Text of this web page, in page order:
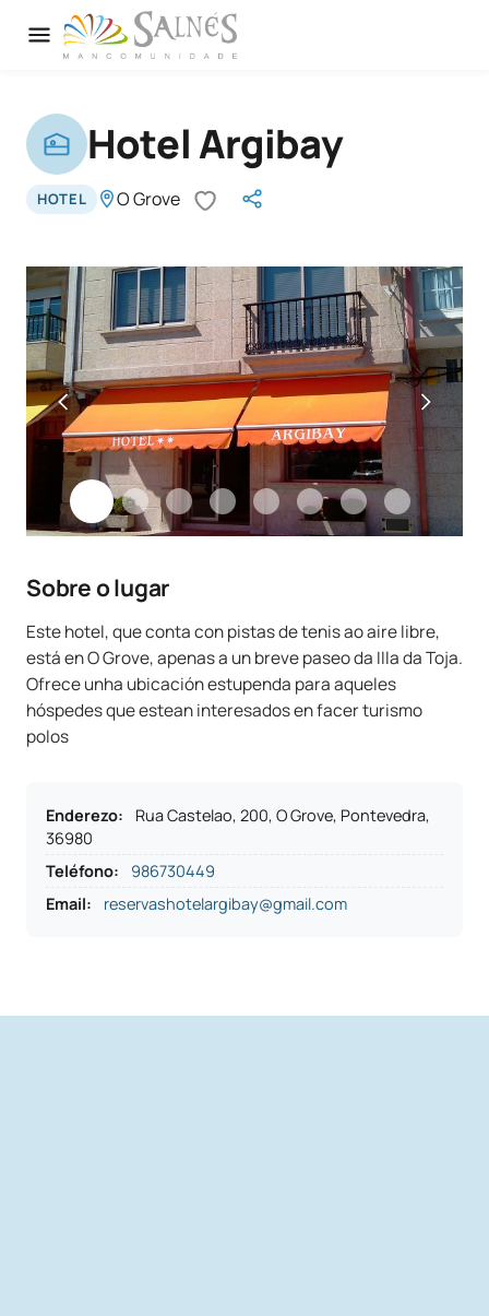
Hotel Argibay
HOTEL O Grove
Sobre o lugar
Este hotel, que conta con pistas de tenis ao aire libre,
está en O Grove, apenas a un breve paseo da Illa da Toja.
Ofrece unha ubicación estupenda para aqueles
hóspedes que estean interesados en facer turismo
polos
Enderezo:
Rua Castelao, 200, O Grove, Pontevedra,
36980
Teléfono:
986730449
Email:
reservashotelargibay@gmail.com